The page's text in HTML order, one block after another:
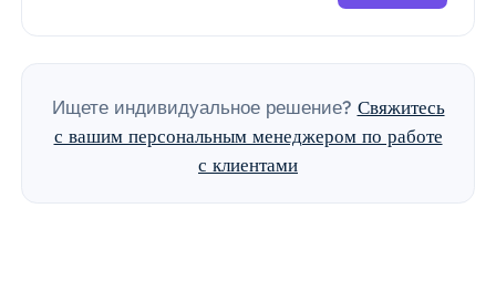
Ищете индивидуальное решение? Свяжитесь
с вашим персональным менеджером по работе
с клиентами